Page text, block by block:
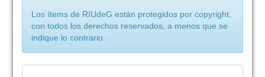
Los ítems de RIUdeG están protegidos por copyright,
con todos los derechos reservados, a menos que se
indique lo contrario.